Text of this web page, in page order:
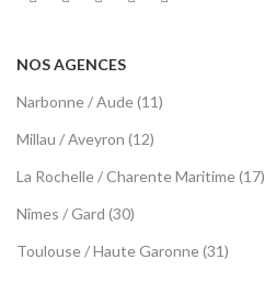
NOS AGENCES
Narbonne / Aude (11)
Millau / Aveyron (12)
La Rochelle / Charente Maritime (17)
Nîmes / Gard (30)
Toulouse / Haute Garonne (31)